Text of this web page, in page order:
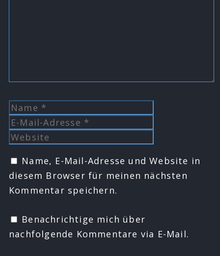
Name
Name, E-Mail-Adresse und Website in
diesem Browser für meinen nächsten
Kommentar speichern.
Benachrichtige mich über
nachfolgende Kommentare via E-Mail.